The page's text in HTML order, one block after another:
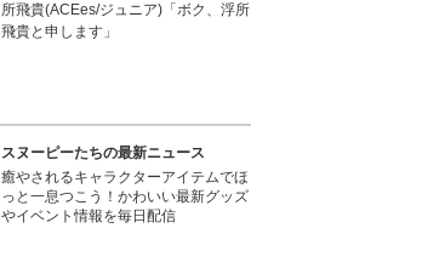
所飛貴(ACEes/ジュニア)「ボク、浮所
飛貴と申します」
スヌーピーたちの最新ニュース
癒やされるキャラクターアイテムでほ
っと一息つこう！かわいい最新グッズ
やイベント情報を毎日配信